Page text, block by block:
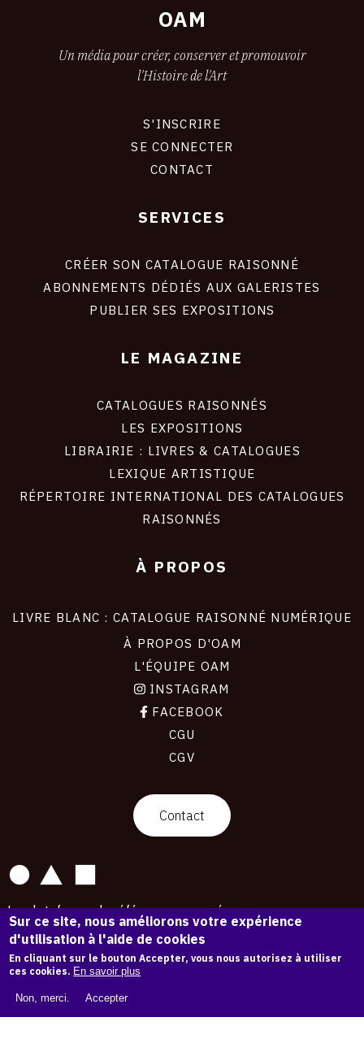
OAM
Un média pour créer, conserver et promouvoir
l'Histoire de l'Art
S'INSCRIRE
SE CONNECTER
CONTACT
SERVICES
CRÉER SON CATALOGUE RAISONNÉ
ABONNEMENTS DÉDIÉS AUX GALERISTES
PUBLIER SES EXPOSITIONS
LE MAGAZINE
CATALOGUES RAISONNÉS
LES EXPOSITIONS
LIBRAIRIE : LIVRES & CATALOGUES
LEXIQUE ARTISTIQUE
RÉPERTOIRE INTERNATIONAL DES CATALOGUES
RAISONNÉS
À PROPOS
LIVRE BLANC : CATALOGUE RAISONNÉ NUMÉRIQUE
À PROPOS D'OAM
L'ÉQUIPE OAM
INSTAGRAM
FACEBOOK
CGU
CGV
Contact
La plateforme de référence pour créer,
conserver et promouvoir l'Histoire de l'Art.
Des catalogues raisonnés aux archives
d'expositions.
43 254 œuvres d'art — 7 587 expositions
Copyright © OAM 2026. Tous droits réservés.
Sur ce site, nous améliorons votre expérience
d'utilisation à l'aide de cookies
En cliquant sur le bouton Accepter, vous nous autorisez à utiliser
ces cookies. En savoir plus
Non, merci. Accepter